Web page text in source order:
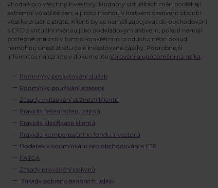
vhodné pro všechny investory. Hodnoty virtuálních měn podléhají
extrémní volatilitě cen, a proto mohou v krátkém časovém období
vést ke značné ztrátě. Klienti by se neměli zapojovat do obchodování
s CFD s virtuální měnou jako podkladovým aktivem, pokud nemají
potřebné znalosti v tomto konkrétním produktu; nebo pokud
nemohou unést ztrátu celé investované částky. Podrobnější
informace naleznete v dokumentu Varování a upozornění na rizika.
Podmínky poskytování služeb
Podmínky používání strategií
Zásady vyřizování stížností klientů
Pravidla řešení střetu zájmů
Pravidla klasifikace klientů
Pravidla kompenzačního fondu investorů
Dodatek k podmínkám pro obchodování s ETF
FATCA
Zásady provádění pokynů
Zásady ochrany osobních údajů